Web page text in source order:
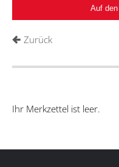
Zurück
Ihr Merkzettel ist leer.